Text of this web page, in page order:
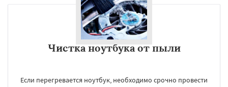
Чистка ноутбука от пыли
Если перегревается ноутбук, необходимо срочно провести